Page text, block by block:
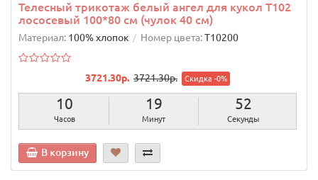
Телесный трикотаж белый ангел для кукол T102
лососевый 100*80 см (чулок 40 см)
Материал: 100% хлопок Номер цвета:T10200
3721.30р. 3721.30р. Скидка -0%
10
Часов
19
Минут
51
Секунда
В корзину